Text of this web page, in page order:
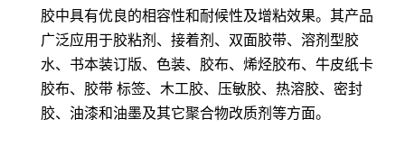
胶中具有优良的相容性和耐候性及增粘效果。其产品
广泛应用于胶粘剂、接着剂、双面胶带、溶剂型胶
水、书本装订版、色装、胶布、烯烃胶布、牛皮纸卡
胶布、胶带 标签、木工胶、压敏胶、热溶胶、密封
胶、油漆和油墨及其它聚合物改质剂等方面。